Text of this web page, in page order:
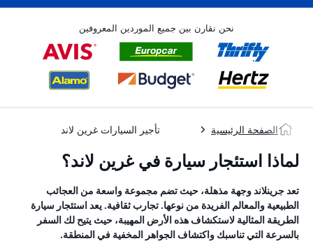
نحن نقارن بين جميع الموردين المعروفين
الصفحة الرئيسية تأجير السيارات غرين لاند
لماذا استئجار سيارة في غرين لاند؟
تعد جرينلاند وجهة مذهلة، حيث تضم مجموعة واسعة من العجائب
الطبيعية والمعالم الفريدة من نوعها. تجارب ثقافية. يعد استئجار سيارة
الطريقة المثالية لاستكشاف هذه الأرض المهيبة، حيث يتيح لك السفر
بالسرعة التي تناسبك واكتشاف الجواهر المخفية في المنطقة.